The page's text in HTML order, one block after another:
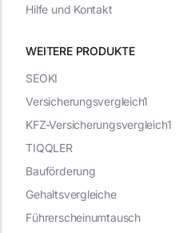
WEITERE PRODUKTE
SEOKI
Versicherungsvergleich1
KFZ-Versicherungsvergleich1
TIQQLER
Bauförderung
Gehaltsvergleiche
Führerscheinumtausch
Hilfe und Kontakt